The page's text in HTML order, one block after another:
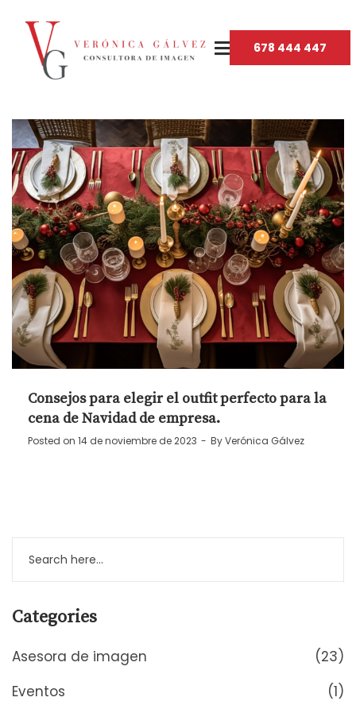
678 444 447
Consejos para elegir el outfit perfecto para la
cena de Navidad de empresa.
Posted on 14 de noviembre de 2023 ByVerónica Gálvez
Categories
Asesora de imagen
(23)
Eventos
(1)